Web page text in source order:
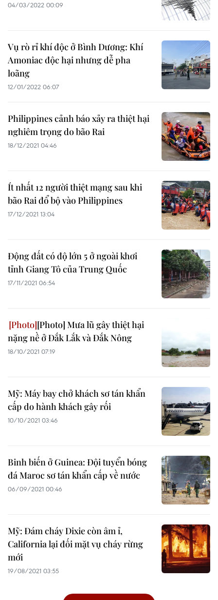
04/03/2022 00:09
Vụ rò rỉ khí độc ở Bình Dương: Khí
Amoniac độc hại nhưng dễ pha
loãng
12/01/2022 06:07
Philippines cảnh báo xảy ra thiệt hại
nghiêm trọng do bão Rai
18/12/2021 04:46
Ít nhất 12 người thiệt mạng sau khi
bão Rai đổ bộ vào Philippines
17/12/2021 13:04
Động đất có độ lớn 5 ở ngoài khơi
tỉnh Giang Tô của Trung Quốc
17/11/2021 06:54
[Photo] Mưa lũ gây thiệt hại
nặng nề ở Đắk Lắk và Đắk Nông
18/10/2021 07:19
Mỹ: Máy bay chở khách sơ tán khẩn
cấp do hành khách gây rối
10/10/2021 03:46
Binh biến ở Guinea: Đội tuyển bóng
đá Maroc sơ tán khẩn cấp về nước
06/09/2021 00:46
Mỹ: Đám cháy Dixie còn âm ỉ,
California lại đối mặt vụ cháy rừng
mới
19/08/2021 03:55